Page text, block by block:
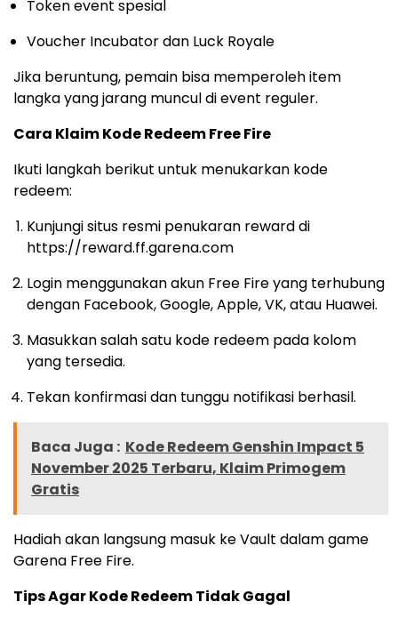
Token event spesial
Voucher Incubator dan Luck Royale
Jika beruntung, pemain bisa memperoleh item
langka yang jarang muncul di event reguler.
Cara Klaim Kode Redeem Free Fire
Ikuti langkah berikut untuk menukarkan kode
redeem:
Kunjungi situs resmi penukaran reward di
https://reward.ff.garena.com
Login menggunakan akun Free Fire yang terhubung
dengan Facebook, Google, Apple, VK, atau Huawei.
Masukkan salah satu kode redeem pada kolom
yang tersedia.
Tekan konfirmasi dan tunggu notifikasi berhasil.
Baca Juga : Kode Redeem Genshin Impact 5
November 2025 Terbaru, Klaim Primogem
Gratis
Hadiah akan langsung masuk ke Vault dalam game
Garena Free Fire.
Tips Agar Kode Redeem Tidak Gagal